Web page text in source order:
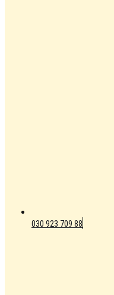
030 923 709 88